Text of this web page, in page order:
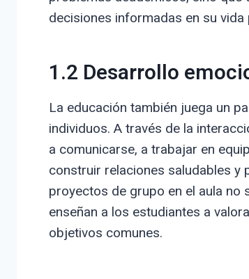
decisiones informadas en su
1.2 Desarrollo
La educación también juega un
individuos. A través de la
a comunicarse, a trabajar en
construir relaciones saludables y
proyectos de grupo en el aula no
enseñan a los estudiantes a
objetivos comunes.